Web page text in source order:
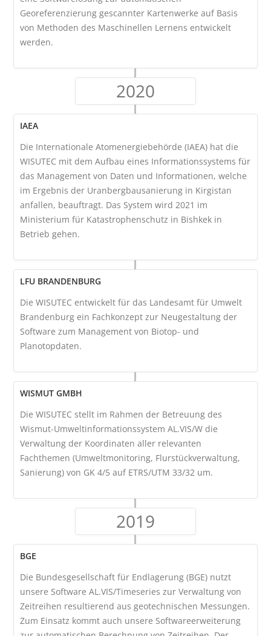
Georeferenzierung gescannter Kartenwerke auf Basis
von Methoden des Maschinellen Lernens entwickelt
werden.
2020
IAEA
Die Internationale Atomenergiebehörde (IAEA) hat die
WISUTEC mit dem Aufbau eines Informationssystems für
das Management von Daten und Informationen, welche
im Ergebnis der Uranbergbausanierung in Kirgistan
anfallen, beauftragt. Das System wird 2021 im
Ministerium für Katastrophenschutz in Bishkek in
Betrieb gehen.
LFU BRANDENBURG
Die WISUTEC entwickelt für das Landesamt für Umwelt
Brandenburg ein Fachkonzept zur Neugestaltung der
Software zum Management von Biotop- und
Planotopdaten.
WISMUT GMBH
Die WISUTEC stellt im Rahmen der Betreuung des
Wismut-Umweltinformationssystem AL.VIS/W die
Verwaltung der Koordinaten aller relevanten
Fachthemen (Umweltmonitoring, Flurstückverwaltung,
Sanierung) von GK 4/5 auf ETRS/UTM 33/32 um.
2019
BGE
Die Bundesgesellschaft für Endlagerung (BGE) nutzt
unsere Software AL.VIS/Timeseries zur Verwaltung von
Zeitreihen resultierend aus geotechnischen Messungen.
Zum Einsatz kommt auch unsere Softwareerweiterung